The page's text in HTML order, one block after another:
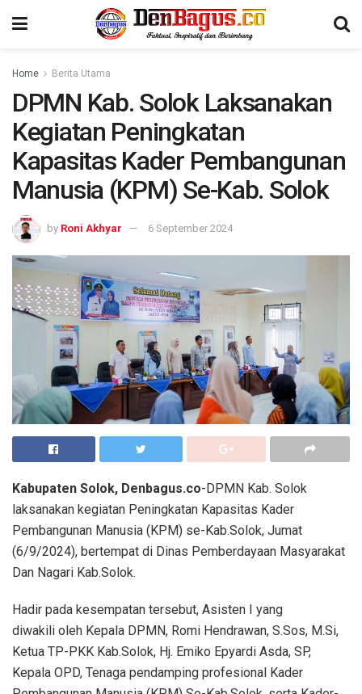
Home Berita Utama
DPMN Kab. Solok Laksanakan
Kegiatan Peningkatan
Kapasitas Kader Pembangunan
Manusia (KPM) Se-Kab. Solok
by Roni Akhyar 6 September 2024
Kabupaten Solok, Denbagus.co-DPMN Kab. Solok
laksanakan kegiatan Peningkatan Kapasitas Kader
Pembangunan Manusia (KPM) se-Kab.Solok, Jumat
(6/9/2024), bertempat di Dinas Pemberdayaan Masyarakat
Dan Nagari Kab.Solok.
Hadir pada kesempatan tersebut, Asisten I yang
diwakili oleh Kepala DPMN, Romi Hendrawan, S.Sos, M.Si,
Ketua TP-PKK Kab.Solok, Hj. Emiko Epyardi Asda, SP,
Kepala OPD, Tenaga pendamping profesional Kader